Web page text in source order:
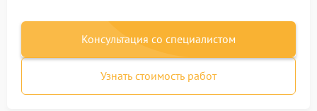
Консультация со специалистом
Узнать стоимость работ